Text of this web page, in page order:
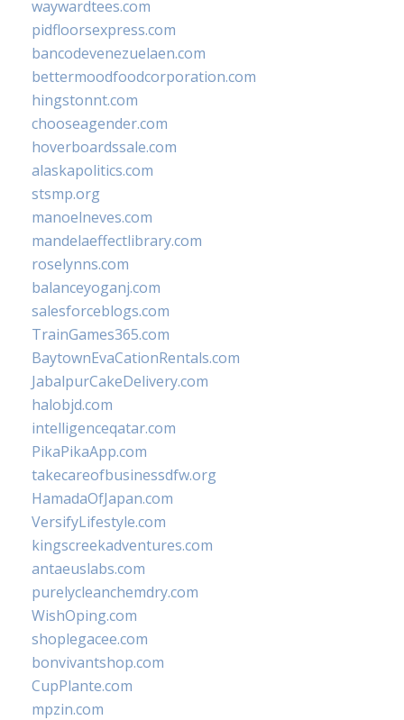
waywardtees.com
pidfloorsexpress.com
bancodevenezuelaen.com
bettermoodfoodcorporation.com
hingstonnt.com
chooseagender.com
hoverboardssale.com
alaskapolitics.com
stsmp.org
manoelneves.com
mandelaeffectlibrary.com
roselynns.com
balanceyoganj.com
salesforceblogs.com
TrainGames365.com
BaytownEvaCationRentals.com
JabalpurCakeDelivery.com
halobjd.com
intelligenceqatar.com
PikaPikaApp.com
takecareofbusinessdfw.org
HamadaOfJapan.com
VersifyLifestyle.com
kingscreekadventures.com
antaeuslabs.com
purelycleanchemdry.com
WishOping.com
shoplegacee.com
bonvivantshop.com
CupPlante.com
mpzin.com